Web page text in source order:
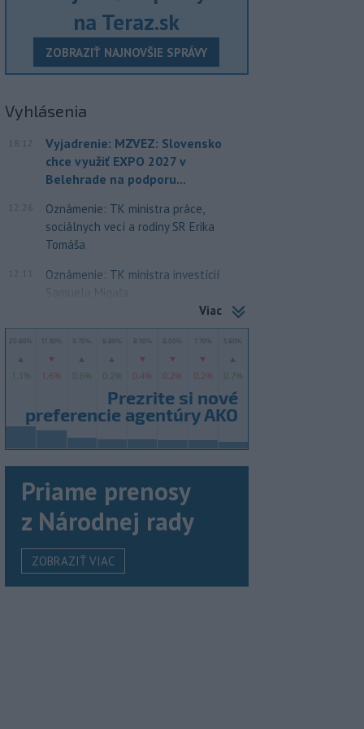
na Teraz.sk
ZOBRAZIŤ NAJNOVŠIE SPRÁVY
Vyhlásenia
18:12
Vyjadrenie: MZVEZ: Slovensko
chce využiť EXPO 2027 v
Belehrade na podporu...
12:26
Oznámenie: TK ministra práce,
sociálnych vecí a rodiny SR Erika
Tomáša
Oznámenie: TK ministra investícií
Samuela Migaľa
Viac
Priame prenosy
z Národnej rady
ZOBRAZIŤ VIAC